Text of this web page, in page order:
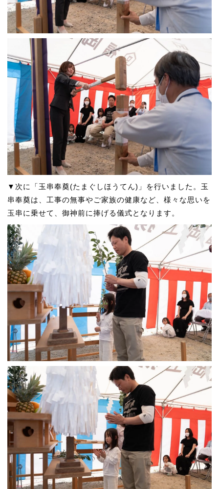
▼次に「玉串奉奠(たまぐしほうてん)」を行いました。玉
串奉奠は、工事の無事やご家族の健康など、様々な思いを
玉串に乗せて、御神前に捧げる儀式となります。